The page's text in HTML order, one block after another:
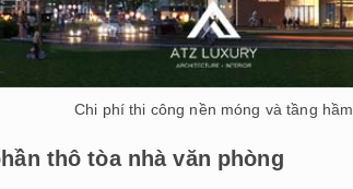
Chi phí thi công nền móng và tầng hầm
thô tòa nhà văn phòng